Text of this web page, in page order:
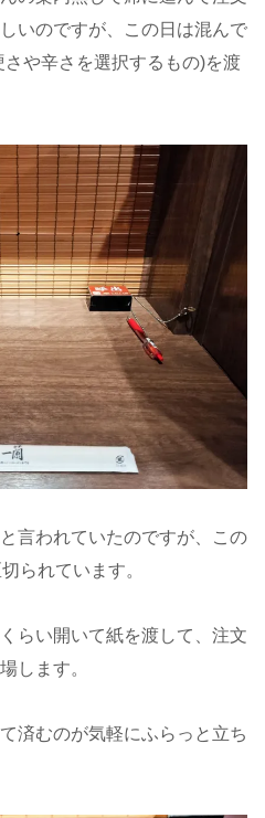
いのですが、この日は混んで
や辛さを選択するもの)を渡
言われていたのですが、この
られています。
らい開いて紙を渡して、注文
します。
済むのが気軽にふらっと立ち